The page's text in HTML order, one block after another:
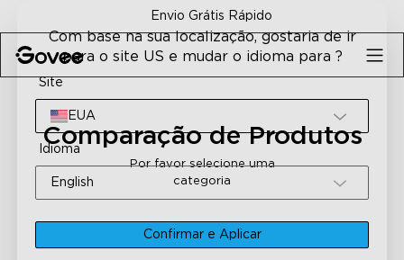
Envio Grátis Rápido
Comparação de Produtos
Por favor selecione uma
categoria
Com base na sua localização, gostaria de ir
para o site US e mudar o idioma para ?
Site
EUA
Idioma
English
Confirmar e Aplicar